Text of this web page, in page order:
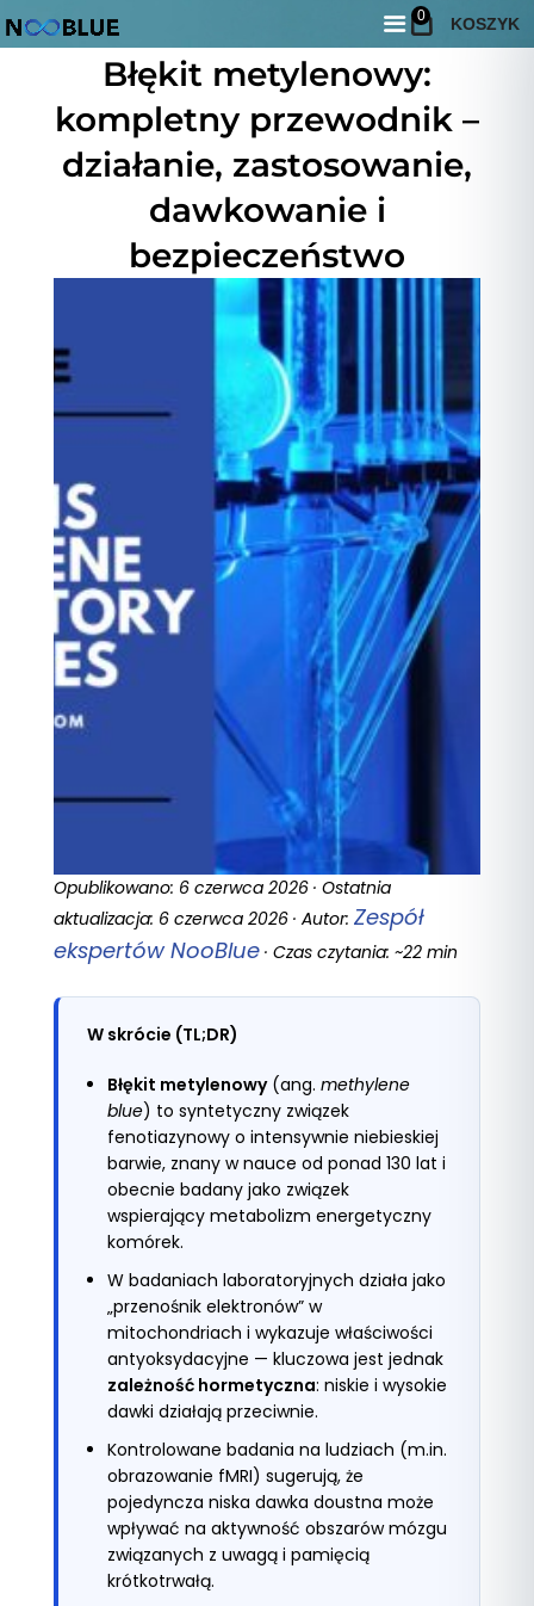
0 KOSZYK
5 czerwca, 2026
Błękit metylenowy:
kompletny przewodnik –
działanie, zastosowanie,
dawkowanie i
bezpieczeństwo
Opublikowano: 6 czerwca 2026 · Ostatnia
aktualizacja: 6 czerwca 2026 · Autor: Zespół
ekspertów NooBlue · Czas czytania: ~22 min
W skrócie (TL;DR)
Błękit metylenowy(ang. methylene
blue) to syntetyczny związek
fenotiazynowy o intensywnie niebieskiej
barwie, znany w nauce od ponad 130 lat i
obecnie badany jako związek
wspierający metabolizm energetyczny
komórek.
W badaniach laboratoryjnych działa jako
„przenośnik elektronów” w
mitochondriach i wykazuje właściwości
antyoksydacyjne — kluczowa jest jednak
zależność hormetyczna: niskie i wysokie
dawki działają przeciwnie.
Kontrolowane badania na ludziach (m.in.
obrazowanie fMRI) sugerują, że
pojedyncza niska dawka doustna może
wpływać na aktywność obszarów mózgu
związanych z uwagą i pamięcią
krótkotrwałą.